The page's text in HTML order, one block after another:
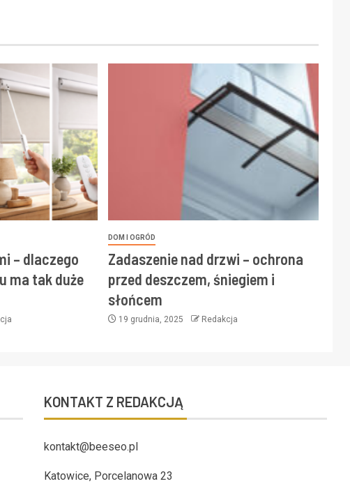
– dlaczego
ma tak duże
DOM I OGRÓD
Zadaszenie nad drzwi – ochrona
przed deszczem, śniegiem i
słońcem
19 grudnia, 2025 Redakcja
KONTAKT Z REDAKCJĄ
kontakt@beeseo.pl
Katowice, Porcelanowa 23